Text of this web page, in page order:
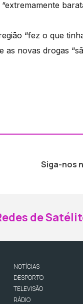
“fez o que
as novas drogas
Siga-nos
de
NOTÍCIAS
DESPORTO
TELEVISÃO
RÁDIO